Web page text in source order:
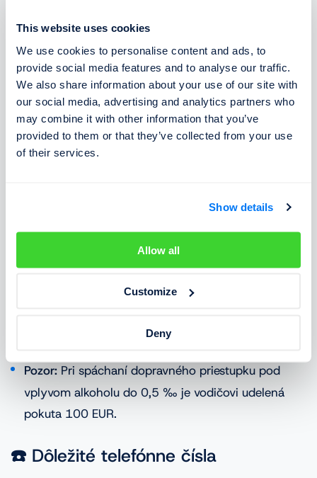
This website uses cookies
We use cookies to personalise content and ads, to
provide social media features and to analyse our traffic.
We also share information about your use of our site with
our social media, advertising and analytics partners who
may combine it with other information that you’ve
provided to them or that they’ve collected from your use
of their services.
Show details
Allow all
Customize
Deny
Mýto musí platiť všetky motorové vozidlá vrátane
motocyklov a vozidiel nad 3,5 tony.
Mýto je možné platiť aj pomocou elektronickej
jednotky ETC (môžu jej byť vybavené ako osobné aj
nákladné vozidlá).
Všetko o diaľničných poplatkoch v Chorvátsku
Cenu mýta môžete vypočítať v plánovači trás na
🍺Alkohol za volantom
- začínajúci vodič mladší ako 24 rokov,
Pozor: Pri spáchaní dopravného priestupku pod
vplyvom alkoholu do 0,5 ‰ je vodičovi udelená
pokuta 100 EUR.
☎️ Dôležité telefónne čísla